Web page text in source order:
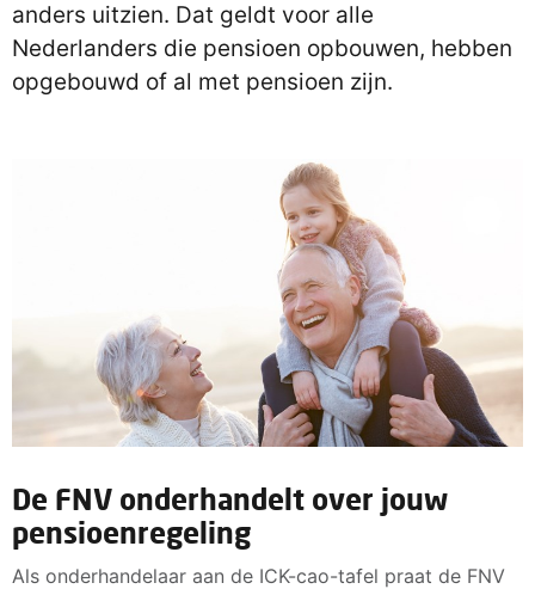
anders uitzien. Dat geldt voor alle
Nederlanders die pensioen opbouwen, hebben
opgebouwd of al met pensioen zijn.
De FNV onderhandelt over jouw
pensioenregeling
Als onderhandelaar aan de ICK-cao-tafel praat de FNV